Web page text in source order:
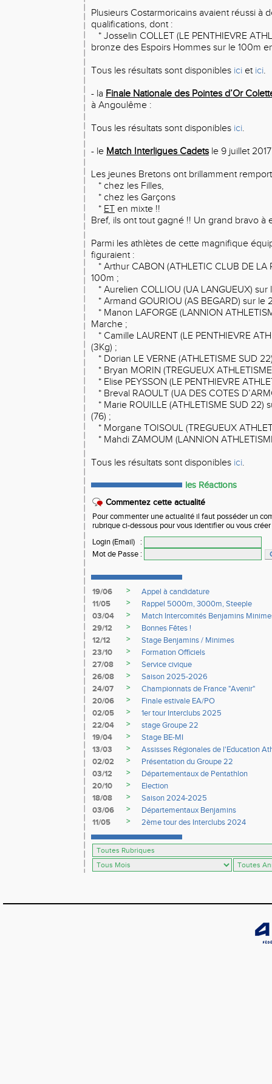
Plusieurs Costarmoricains avaient réussi à
qualifications, dont :
* Josselin COLLET (LE PENTHIEVRE
bronze des Espoirs Hommes sur le 100m
Tous les résultats sont disponibles ici et ici.
- la Finale Nationale des Pointes d’Or
à Angoulême :
Tous les résultats sont disponibles ici.
- le Match Interligues Cadetsle 9 juillet
Les jeunes Bretons ont brillamment
* chez les Filles,
* chez les Garçons
* ET en mixte !!
Bref, ils ont tout gagné !! Un grand bravo à
Parmi les athlètes de cette magnifique
figuraient :
* Arthur CABON (ATHLETIC CLUB DE LA
100m ;
* Aurelien COLLIOU (UA LANGUEUX)
* Armand GOURIOU (AS BEGARD) sur le
* Manon LAFORGE (LANNION
Marche ;
* Camille LAURENT (LE PENTHIEVRE
(3Kg) ;
* Dorian LE VERNE (ATHLETISME SUD
* Bryan MORIN (TREGUEUX
* Elise PEYSSON (LE PENTHIEVRE
* Breval RAOULT (UA DES COTES
* Marie ROUILLE (ATHLETISME SUD 22)
(76) ;
* Morgane TOISOUL (TREGUEUX
* Mahdi ZAMOUM (LANNION
Tous les résultats sont disponibles ici.
les Réactions
Commentez cette actualité
Pour commenter une actualité il faut posséder un
rubrique ci-dessous pour vous identifier ou vous
Login (Email)
:
Mot de Passe :
19/06 >
Appel à candidature
11/05
>
Rappel 5000m, 3000m, Steeple
03/04
>
Match Intercomités Benjamins
29/12
>
Bonnes Fêtes !
12/12
>
Stage Benjamins / Minimes
23/10
>
Formation Officiels
27/08
>
Service civique
26/08
>
Saison 2025-2026
24/07
>
Championnats de France "Avenir"
20/06
>
Finale estivale EA/PO
02/05
>
1er tour Interclubs 2025
22/04
>
stage Groupe 22
19/04
>
Stage BE-MI
13/03
>
Assisses Régionales de l'Education
02/02
>
Présentation du Groupe 22
03/12
>
Départementaux de Pentathlon
20/10
>
Election
18/08
>
Saison 2024-2025
03/06
>
Départementaux Benjamins
11/05
> 2ème tour des Interclubs 2024